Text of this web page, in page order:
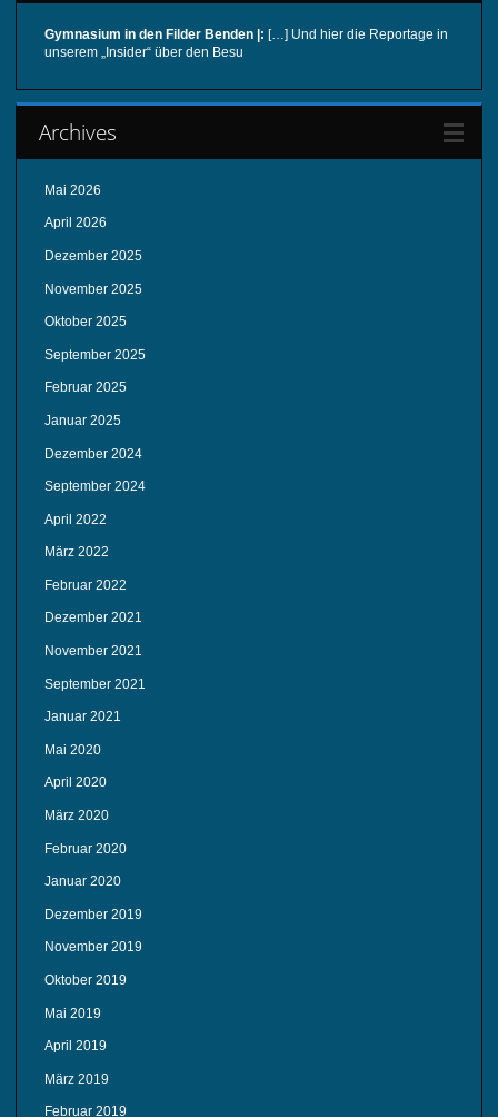
Gymnasium in den Filder Benden |: […] Und hier die Reportage in
unserem „Insider“ über den Besu
Archives
Mai 2026
April 2026
Dezember 2025
November 2025
Oktober 2025
September 2025
Februar 2025
Januar 2025
Dezember 2024
September 2024
April 2022
März 2022
Februar 2022
Dezember 2021
November 2021
September 2021
Januar 2021
Mai 2020
April 2020
März 2020
Februar 2020
Januar 2020
Dezember 2019
November 2019
Oktober 2019
Mai 2019
April 2019
März 2019
Februar 2019